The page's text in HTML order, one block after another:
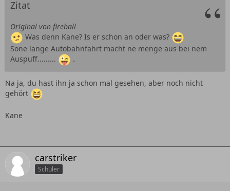
Zitat
Original von fireball
Was denn Kane? Is er schon an oder was?
Sone lange Autobahnfahrt macht ne menge aus bei nem
Auspuff.........
.
Na ja, du hast ihn ja schon mal gesehen, aber noch nicht
gehört
Kane
carstriker
Schüler